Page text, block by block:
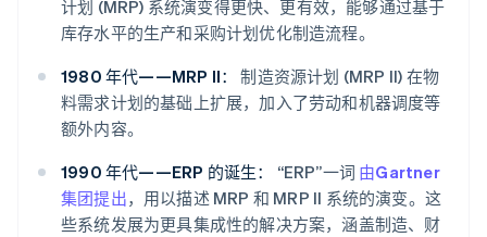
计划 (MRP) 系统演变得更快、更有效，能够通过基于
库存水平的生产和采购计划优化制造流程。
1980 年代——MRP II：
制造资源计划 (MRP II) 在物
料需求计划的基础上扩展，加入了劳动和机器调度等
额外内容。
1990 年代——ERP 的诞生：
“ERP”一词 由Gartner
集团提出，用以描述 MRP 和 MRP II 系统的演变。这
些系统发展为更具集成性的解决方案，涵盖制造、财